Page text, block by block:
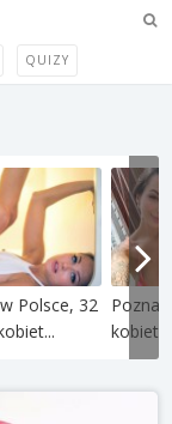
QUIZY
Polsce, 32
Poznaj